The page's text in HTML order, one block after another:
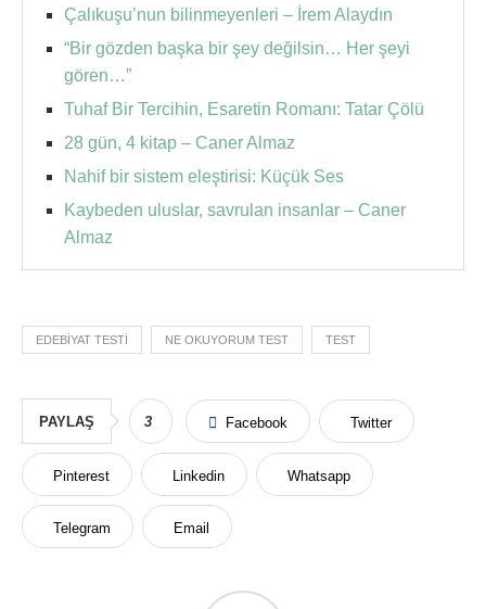
Çalıkuşu’nun bilinmeyenleri – İrem Alaydın
“Bir gözden başka bir şey değilsin… Her şeyi
gören…”
Tuhaf Bir Tercihin, Esaretin Romanı: Tatar Çölü
28 gün, 4 kitap – Caner Almaz
Nahif bir sistem eleştirisi: Küçük Ses
Kaybeden uluslar, savrulan insanlar – Caner
Almaz
EDEBIYAT TESTI NE OKUYORUM TEST TEST
PAYLAŞ 3 Facebook Twitter
Pinterest Linkedin Whatsapp
Telegram Email